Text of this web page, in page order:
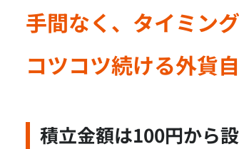
手間なく、タイミン
コツコツ続ける外貨
積立金額は100円から